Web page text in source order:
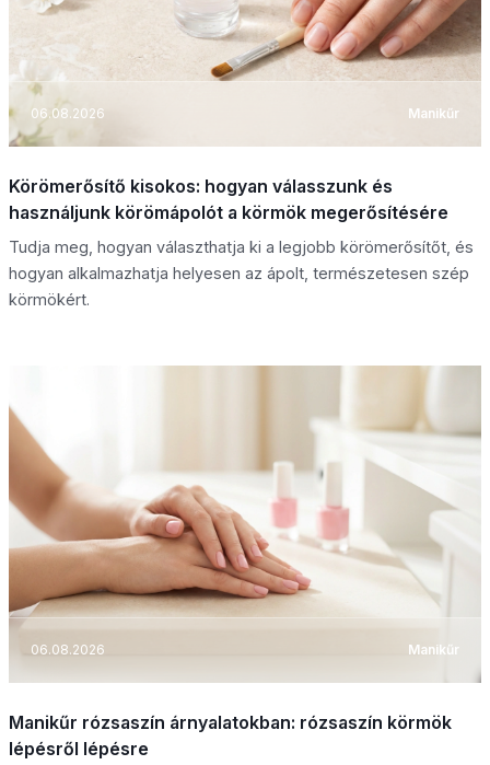
06.08.2026 Manikűr
Körömerősítő kisokos: hogyan válasszunk és
használjunk körömápolót a körmök megerősítésére
Tudja meg, hogyan választhatja ki a legjobb körömerősítőt, és
hogyan alkalmazhatja helyesen az ápolt, természetesen szép
körmökért.
06.08.2026 Manikűr
Manikűr rózsaszín árnyalatokban: rózsaszín körmök
lépésről lépésre